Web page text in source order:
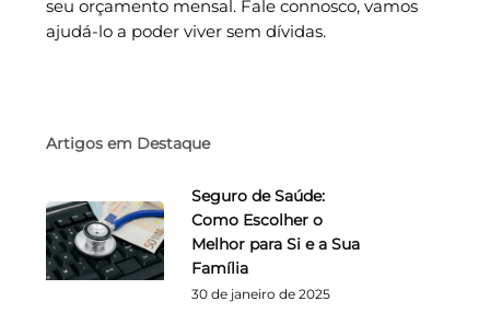
seu orçamento mensal. Fale connosco, vamos
ajudá-lo a poder viver sem dívidas.
Artigos em Destaque
Seguro de Saúde:
Como Escolher o
Melhor para Si e a Sua
Família
30 de janeiro de 2025